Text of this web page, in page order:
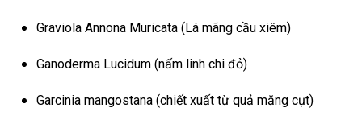
Graviola Annona Muricata (Lá mãng cầu xiêm)
Ganoderma Lucidum (nấm linh chi đỏ)
Garcinia mangostana (chiết xuất từ quả măng cụt)